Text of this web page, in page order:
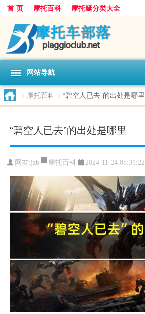
首 页 摩托百科 摩托艇分类大全
网站导航
> 摩托百科 > “碧空人已去”的出处是哪里
“碧空人已去”的出处是哪里
网友:jzb 摩托百科 2024-11-24 08:31:22